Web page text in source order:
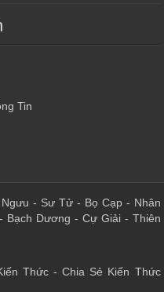
Tin
- Sư Tử- Bọ Cạp- Nhân
Bạch Dương - Cự Giải- Thiên
Thức - Chia Sẻ Kiến Thức